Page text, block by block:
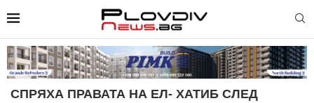
СПРЯХА ПРАВАТА НА ЕЛ- ХАТИБ СЛЕД